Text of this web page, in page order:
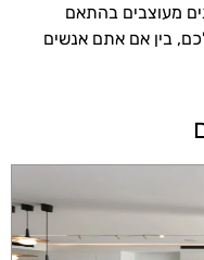
מעוצבים בהתאם
בין אם אתם אנשים